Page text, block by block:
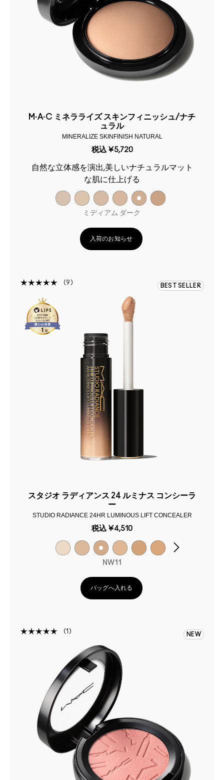
M·A·C ミネラライズ スキンフィニッシュ/ナチ
ュラル
MINERALIZE SKINFINISH NATURAL
税込 ¥5,720
自然な立体感を演出,美しいナチュラルマット
な肌に仕上げる
ミディアム ダーク
入荷のお知らせ
9 BEST SELLER
スタジオ ラディアンス 24 ルミナス コンシーラ
ー
STUDIO RADIANCE 24HR LUMINOUS LIFT CONCEALER
税込 ¥4,510
NW11
バッグへ入れる
1 NEW